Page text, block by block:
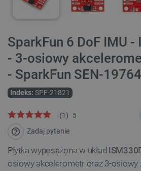
SparkFun 6 DoF IMU -
- 3-osiowy
- SparkFun SEN-19764
Indeks: SPF-21821
5
(1)
Zadaj pytanie
Płytka wyposażona w układ
osiowy akcelerometr oraz 3-osiowy